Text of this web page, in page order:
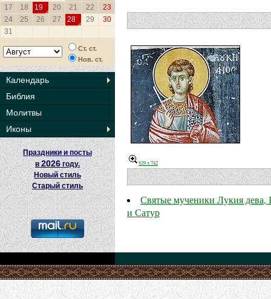
17
18 19 20 21 22
23
24
25 26 27 28 29
30
31
Ст. ст.
Нов. ст.
Календарь
Библия
Молитвы
Иконы
Праздники и посты
в2026 году.
Новый стиль
Старый стиль
829 x 742
Святые мученики Лукия
и Сатур